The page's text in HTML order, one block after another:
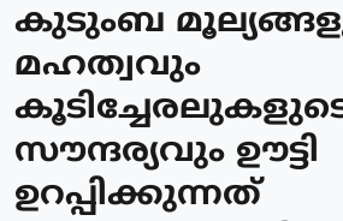
കുടുംബ
മഹത്വവും
സൗന്ദര്യവും ഊട്ടി
ഉറപ്പിക്കുന്നത്